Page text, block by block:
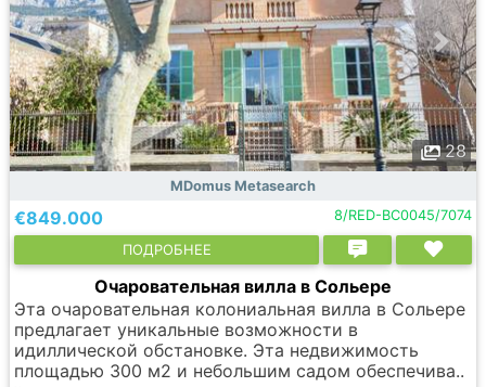
28
MDomus Metasearch
€849.000 8/RED-BC0045/7074
ПОДРОБНЕЕ
Очаровательная вилла в Сольере
Эта очаровательная колониальная вилла в Сольере
предлагает уникальные возможности в
идиллической обстановке. Эта недвижимость
площадью 300 м2 и небольшим садом обеспечива..